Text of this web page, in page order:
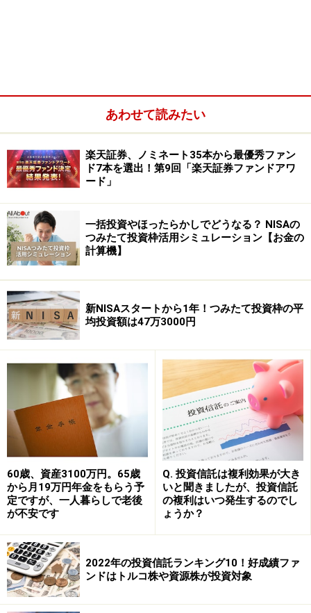
2030年にはその数は18億人に達すると予測されているこ
とから、世界の旅行需要は拡大トレンドが続くというわ
けです。
投資信託を活用して観光産業の拡大トレン
ドを享受する
拡大が見込まれる観光産業ですが、旅行・観光産業は活
動範囲は多岐にわたっているのです。旅行の準備、出
発、空路・船旅・陸路、宿泊、旅行先等々、旅行に関す
るさまざまな局面にかかわる企業があることから、個別
株で分散投資を行うのは実際的とはいえないかもしれま
せん。
投資信託を活用する場合、2本の投資信託が設定されて
あわせて読みたい
楽天証券、ノミネート35本から最優秀ファン
ド7本を選出！第9回「楽天証券ファンドアワ
ード」
一括投資やほったらかしでどうなる？ NISAの
つみたて投資枠活用シミュレーション【お金の
計算機】
新NISAスタートから1年！つみたて投資枠の平
均投資額は47万3000円
60歳、資産3100万円。65歳
から月19万円年金をもらう予
定ですが、一人暮らしで老後
が不安です
Q. 投資信託は複利効果が大き
いと聞きましたが、投資信託
の複利はいつ発生するのでし
ょうか？
2022年の投資信託ランキング10！好成績ファ
ンドはトルコ株や資源株が投資対象